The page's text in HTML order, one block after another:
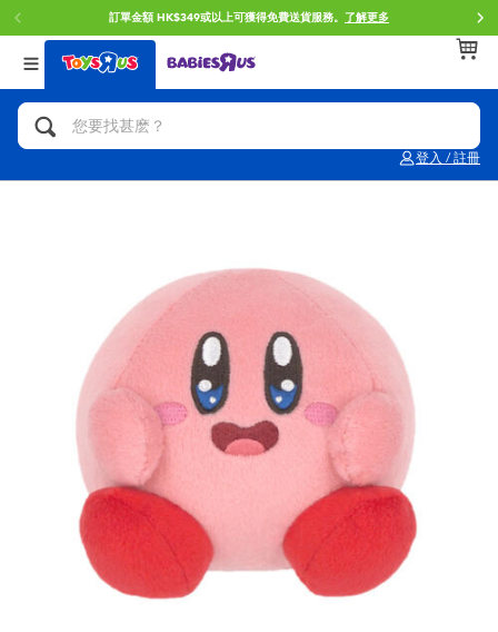
訂單金額 HK$349或以上可獲得免費送貨服務。 了解更多
登入 / 註冊
返回
分類目錄
人氣英雄,角色扮演,射擊玩具
玩具車,貨車,火車及遙控系列
手工藝,文具,蠟筆,泥膠,畫板
娃娃, 芭比,收藏公仔
電子玩具
遊戲及拼圖系列
返回
品牌
Brunch Brother 早午餐兄弟
Mini Brands
Play-Doh培樂多
Pokemon寶可夢
playpop
LEGO樂高
返回
年齢
0~2歳
8~11歳
12~14歳
14歳以上